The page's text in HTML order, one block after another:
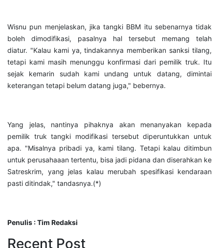
Wisnu pun menjelaskan, jika tangki BBM itu sebenarnya tidak
boleh dimodifikasi, pasalnya hal tersebut memang telah
diatur. "Kalau kami ya, tindakannya memberikan sanksi tilang,
tetapi kami masih menunggu konfirmasi dari pemilik truk. Itu
sejak kemarin sudah kami undang untuk datang, dimintai
keterangan tetapi belum datang juga," bebernya.
Yang jelas, nantinya pihaknya akan menanyakan kepada
pemilik truk tangki modifikasi tersebut diperuntukkan untuk
apa. "Misalnya pribadi ya, kami tilang. Tetapi kalau ditimbun
untuk perusahaaan tertentu, bisa jadi pidana dan diserahkan ke
Satreskrim, yang jelas kalau merubah spesifikasi kendaraan
pasti ditindak," tandasnya.(*)
Penulis : Tim Redaksi
Recent Post